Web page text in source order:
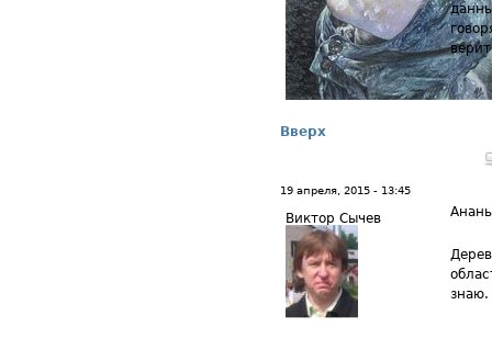
Вверх
19 апреля, 2015 - 13:45
Виктор Сычев
знаю.